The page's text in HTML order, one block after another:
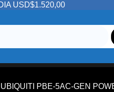
USD$1.520,00
PBE-5AC-GEN